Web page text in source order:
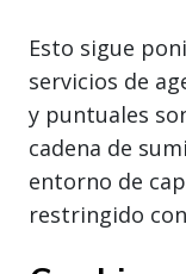
Esto sigue
servicios de
y puntuales
cadena de
entorno de
restringido